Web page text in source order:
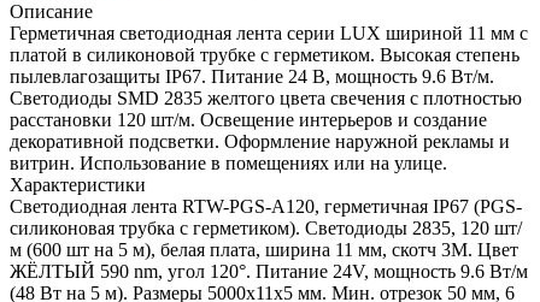
Описание
Герметичная светодиодная лента серии LUX шириной 11 мм с
платой в силиконовой трубке с герметиком. Высокая степень
пылевлагозащиты IP67. Питание 24 В, мощность 9.6 Вт/м.
Светодиоды SMD 2835 желтого цвета свечения с плотностью
расстановки 120 шт/м. Освещение интерьеров и создание
декоративной подсветки. Оформление наружной рекламы и
витрин. Использование в помещениях или на улице.
Характеристики
Светодиодная лента RTW-PGS-A120, герметичная IP67 (PGS-
силиконовая трубка с герметиком). Светодиоды 2835, 120 шт/
м (600 шт на 5 м), белая плата, ширина 11 мм, скотч 3M. Цвет
ЖЁЛТЫЙ 590 nm, угол 120°. Питание 24V, мощность 9.6 Вт/м
(48 Вт на 5 м). Размеры 5000x11x5 мм. Мин. отрезок 50 мм, 6